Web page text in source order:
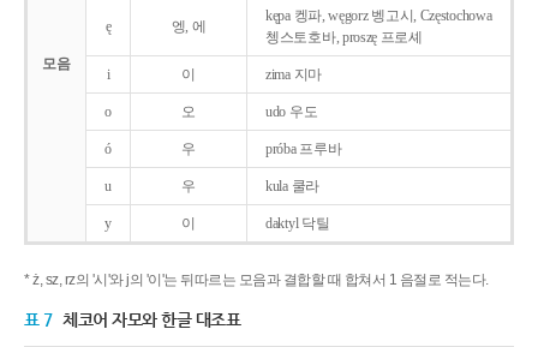
모음
ę 엥, 에
kępa 켕파, węgorz 벵고시, Częstochowa
쳉스토호바, proszę 프로셰
i 이 zima 지마
o 오 udo 우도
ó 우 próba 프루바
u 우 kula 쿨라
y 이 daktyl 닥틸
* ż, sz, rz의 '시'와 j의 '이'는 뒤따르는 모음과 결합할 때 합쳐서 1 음절로 적는다.
표 7 체코어 자모와 한글 대조표